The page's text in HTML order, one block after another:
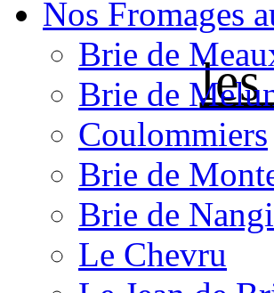
les
Nos Fromages
Brie de
Brie de
Coulommiers
Brie de
Brie de
Le Chevru